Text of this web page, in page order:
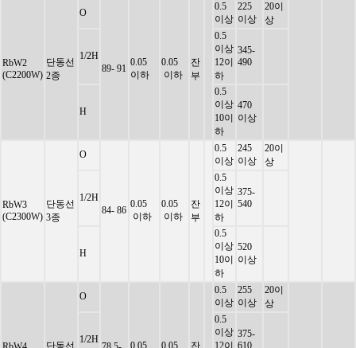
RbW2
(C2200W)
단동선
2종
O
89- 91
0.05
이하
0.05
이하
잔
부
0.5
이상
225
이상
20이
상
1/2H
0.5
이상
12이
하
345-
490
H
0.5
이상
10이
하
470
이상
RbW3
(C2300W)
단동선
3종
O
84- 86
0.05
이하
0.05
이하
잔
부
0.5
이상
245
이상
20이
상
1/2H
0.5
이상
12이
하
375-
540
H
0.5
이상
10이
하
520
이상
단동선
O
0.05 0.05 잔
0.5
이상
255
이상
20이
상
1/2H
0.5
이상
12이
375-
610